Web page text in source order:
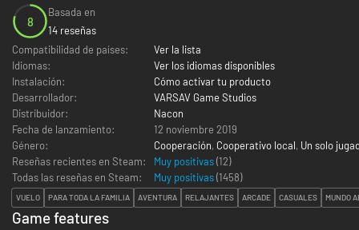
8
Basada en
14 reseñas
Compatibilidad de países:
Ver la lista
Idiomas:
Ver los idiomas disponibles
Instalación:
Cómo activar tu producto
Desarrollador:
VARSAV Game Studios
Distribuidor:
Nacon
Fecha de lanzamiento:
12 noviembre 2019
Género:
Cooperación, Cooperativo local, Un solo
Reseñas recientes en Steam:
Muy positivas(12)
Todas las reseñas en Steam:
Muy positivas(1458)
VUELO PARA TODA LA FAMILIA AVENTURA RELAJANTES ARCADE CASUALES MUNDO
Game features